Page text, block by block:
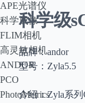
APE光谱仪
科学成像
FLIM相机
高灵敏相机
ANDOR
PCO
PhotoMetrics
科学级
品牌：andor
型号：Zyla5.5
介绍：Zyla系